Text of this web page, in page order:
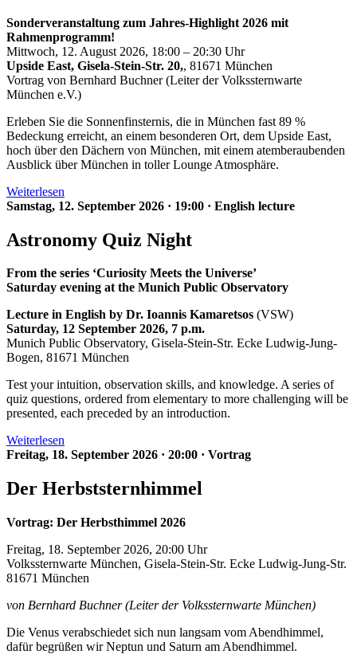
Sonderveranstaltung zum Jahres-Highlight 2026 mit
Rahmenprogramm!
Mittwoch, 12. August 2026, 18:00 – 20:30 Uhr
Upside East, Gisela-Stein-Str. 20,, 81671 München
Vortrag von Bernhard Buchner (Leiter der Volkssternwarte
München e.V.)
Erleben Sie die Sonnenfinsternis, die in München fast 89 %
Bedeckung erreicht, an einem besonderen Ort, dem Upside East,
hoch über den Dächern von München, mit einem atemberaubenden
Ausblick über München in toller Lounge Atmosphäre.
Weiterlesen
Samstag, 12. September 2026 · 19:00 · English lecture
Astronomy Quiz Night
From the series ‘Curiosity Meets the Universe’
Saturday evening at the Munich Public Observatory
Lecture in English by Dr. Ioannis Kamaretsos (VSW)
Saturday, 12 September 2026, 7 p.m.
Munich Public Observatory, Gisela-Stein-Str. Ecke Ludwig-Jung-
Bogen, 81671 München
Test your intuition, observation skills, and knowledge. A series of
quiz questions, ordered from elementary to more challenging will be
presented, each preceded by an introduction.
Weiterlesen
Freitag, 18. September 2026 · 20:00 · Vortrag
Der Herbststernhimmel
Vortrag: Der Herbsthimmel 2026
Freitag, 18. September 2026, 20:00 Uhr
Volkssternwarte München, Gisela-Stein-Str. Ecke Ludwig-Jung-Str.
81671 München
von Bernhard Buchner (Leiter der Volkssternwarte München)
Die Venus verabschiedet sich nun langsam vom Abendhimmel,
dafür begrüßen wir Neptun und Saturn am Abendhimmel.